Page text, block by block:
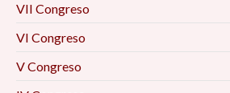
VII Congreso
VI Congreso
V Congreso